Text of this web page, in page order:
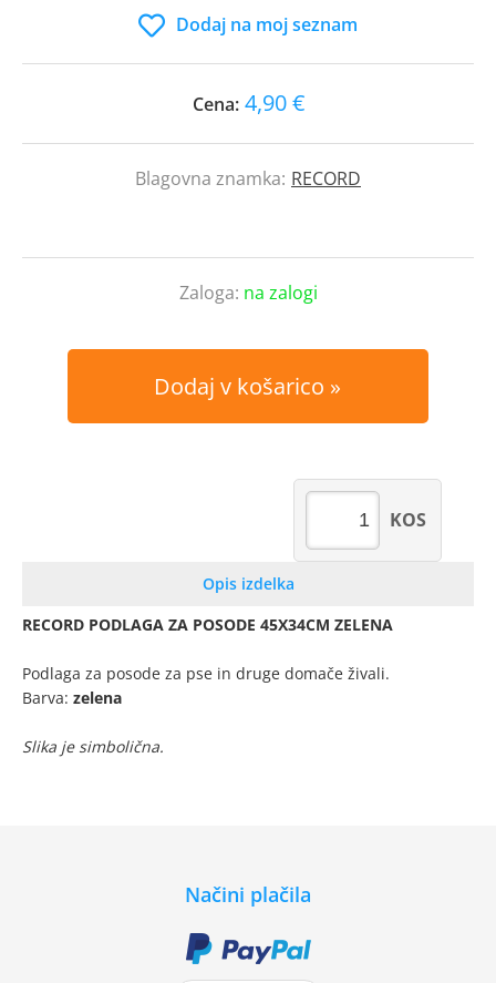
Dodaj na moj seznam
Cena: 4,90 €
Blagovna znamka: RECORD
Zaloga: na zalogi
Dodaj v košarico
KOS
Opis izdelka
RECORD PODLAGA ZA POSODE 45X34CM ZELENA
Podlaga za posode za pse in druge domače živali.
Barva: zelena
Slika je simbolična.
Načini plačila